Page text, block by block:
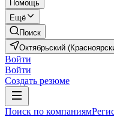
Помощь
Ещё
Поиск
Октябрьский
Войти
Войти
Создать резюме
Поиск по компаниям